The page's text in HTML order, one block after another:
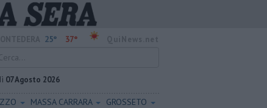
25° 37°
07 Agosto 2026
MASSA CARRARA GROSSETO